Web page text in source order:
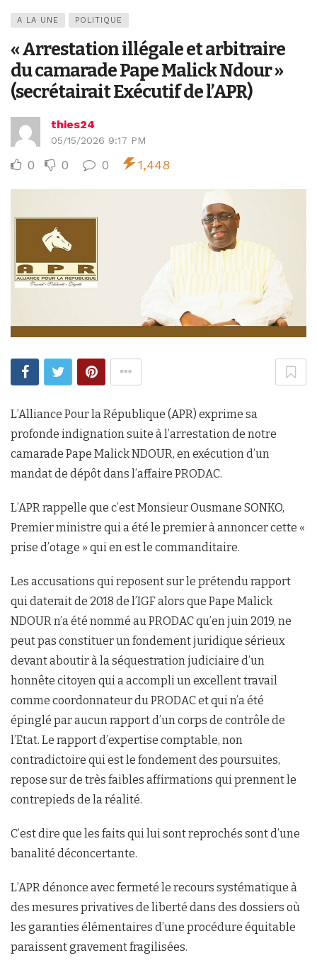
A LA UNE POLITIQUE
« Arrestation illégale et arbitraire
du camarade Pape Malick Ndour »
(secrétairait Exécutif de l’APR)
thies24
05/15/2026 9:17 PM
0 0 0 1,448
L’Alliance Pour la République (APR) exprime sa
profonde indignation suite à l’arrestation de notre
camarade Pape Malick NDOUR, en exécution d’un
mandat de dépôt dans l’affaire PRODAC.
L’APR rappelle que c’est Monsieur Ousmane SONKO,
Premier ministre qui a été le premier à annoncer cette «
prise d’otage » qui en est le commanditaire.
Les accusations qui reposent sur le prétendu rapport
qui daterait de 2018 de l’IGF alors que Pape Malick
NDOUR n’a été nommé au PRODAC qu’en juin 2019, ne
peut pas constituer un fondement juridique sérieux
devant aboutir à la séquestration judiciaire d’un
honnête citoyen qui a accompli un excellent travail
comme coordonnateur du PRODAC et qui n’a été
épinglé par aucun rapport d’un corps de contrôle de
l’Etat. Le rapport d’expertise comptable, non
contradictoire qui est le fondement des poursuites,
repose sur de très faibles affirmations qui prennent le
contrepieds de la réalité.
C’est dire que les faits qui lui sont reprochés sont d’une
banalité déconcertante.
L’APR dénonce avec fermeté le recours systématique à
des mesures privatives de liberté dans des dossiers où
les garanties élémentaires d’une procédure équitable
paraissent gravement fragilisées.